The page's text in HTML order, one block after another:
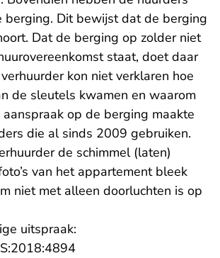
berging. Dit bewijst dat de berging
Dat de berging op zolder niet
staat, doet daar
kon niet verklaren hoe
de sleutels kwamen en waarom
op de berging maakte
die al sinds 2009 gebruiken.
de schimmel (laten)
van het appartement bleek
niet met alleen doorluchten is op
uitspraak:
- U verlaat